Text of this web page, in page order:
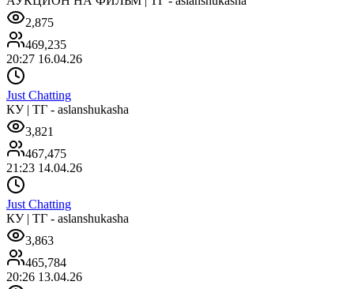
2,875
469,235
20:27 16.04.26
Just Chatting
КУ | ТГ - aslanshukasha
3,821
467,475
21:23 14.04.26
Just Chatting
КУ | ТГ - aslanshukasha
3,863
465,784
20:26 13.04.26